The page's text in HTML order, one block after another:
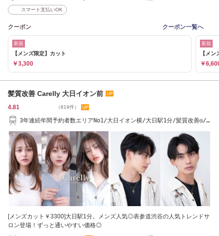
スマート支払いOK
クーポン クーポン一覧へ
新規
【メンズ限定】カット
￥3,300
新規
【メ
￥
髪質改善 Carelly 大日イオン前
4.81 （819件）
3年連続年間予約者数エリアNo1/大日イオン横/大日駅1分/髪質改善◎/
[メンズカット￥3300]大日駅1分。メンズ人気◎表参道渋谷の人気トレンドサ
ロン登場！ずっと通いやすい価格◎